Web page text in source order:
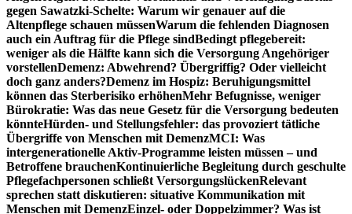
gegen Sawatzki-Schelte: Warum wir genauer auf die
Altenpflege schauen müssenWarum die fehlenden Diagnosen
auch ein Auftrag für die Pflege sindBedingt pflegebereit:
weniger als die Hälfte kann sich die Versorgung Angehöriger
vorstellenDemenz: Abwehrend? Übergriffig? Oder vielleicht
doch ganz anders?Demenz im Hospiz: Beruhigungsmittel
können das Sterberisiko erhöhenMehr Befugnisse, weniger
Bürokratie: Was das neue Gesetz für die Versorgung bedeuten
könnteHürden- und Stellungsfehler: das provoziert tätliche
Übergriffe von Menschen mit DemenzMCI: Was
intergenerationelle Aktiv-Programme leisten müssen – und
Betroffene brauchenKontinuierliche Begleitung durch geschulte
Pflegefachpersonen schließt VersorgungslückenRelevant
sprechen statt diskutieren: situative Kommunikation mit
Menschen mit DemenzEinzel- oder Doppelzimmer? Was ist